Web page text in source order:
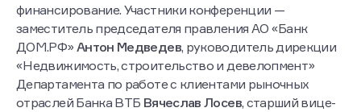
финансирование. Участники конференции —
заместитель председателя правления АО «Банк
ДОМ.РФ» Антон Медведев, руководитель дирекции
«Недвижимость, строительство и девелопмент»
Департамента по работе с клиентами рыночных
отраслей Банка ВТБ Вячеслав Лосев, старший вице-